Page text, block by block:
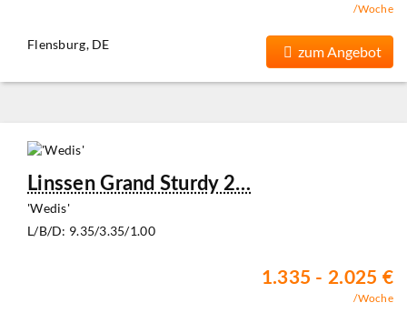
/Woche
Flensburg, DE zum Angebot
Linssen Grand Sturdy 2…
'Wedis'
L/B/D: 9.35/3.35/1.00
1.335 - 2.025 €
/Woche